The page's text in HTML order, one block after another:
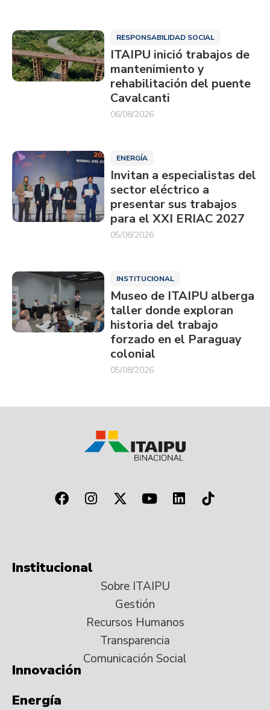
RESPONSABILIDAD SOCIAL
ITAIPU inició trabajos de
mantenimiento y
rehabilitación del puente
Cavalcanti
06/08/2026
ENERGÍA
Invitan a especialistas del
sector eléctrico a
presentar sus trabajos
para el XXI ERIAC 2027
05/08/2026
INSTITUCIONAL
Museo de ITAIPU alberga
taller donde exploran
historia del trabajo
forzado en el Paraguay
colonial
05/08/2026
Institucional
Sobre ITAIPU
Gestión
Recursos Humanos
Transparencia
Comunicación Social
Innovación
Energía